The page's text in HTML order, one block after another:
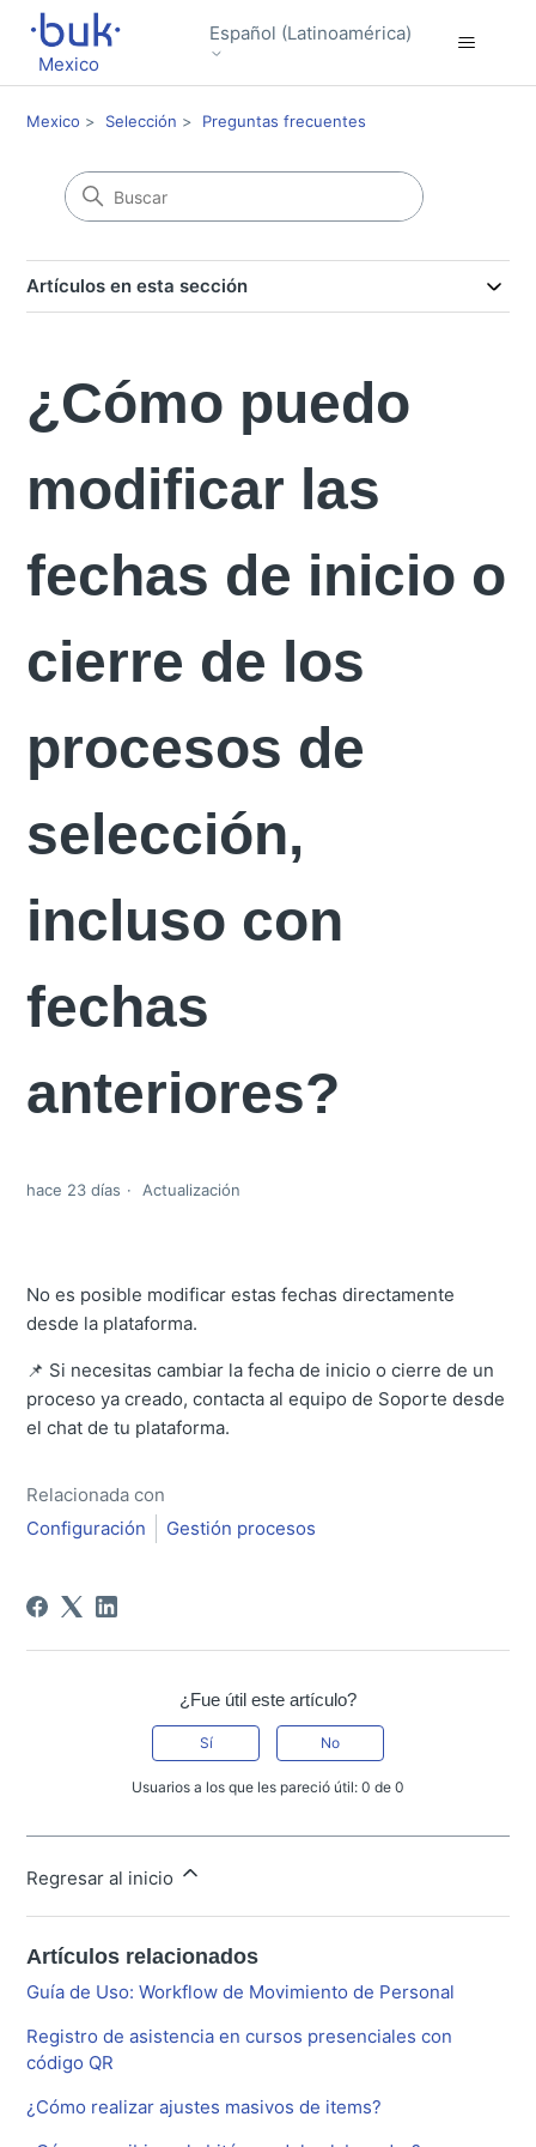
Mexico
Español (Latinoamérica)
Mexico Selección Preguntas frecuentes
Artículos en esta sección
¿Cómo puedo
modificar las
fechas de inicio o
cierre de los
procesos de
selección,
incluso con
fechas
anteriores?
hace 23 días Actualización
No es posible modificar estas fechas directamente
desde la plataforma.
📌 Si necesitas cambiar la fecha de inicio o cierre de un
proceso ya creado, contacta al equipo de Soporte desde
el chat de tu plataforma.
Relacionada con
Configuración
Gestión procesos
¿Fue útil este artículo?
Sí No
Usuarios a los que les pareció útil: 0 de 0
Regresar al inicio
Artículos relacionados
Guía de Uso: Workflow de Movimiento de Personal
Registro de asistencia en cursos presenciales con
código QR
¿Cómo realizar ajustes masivos de items?